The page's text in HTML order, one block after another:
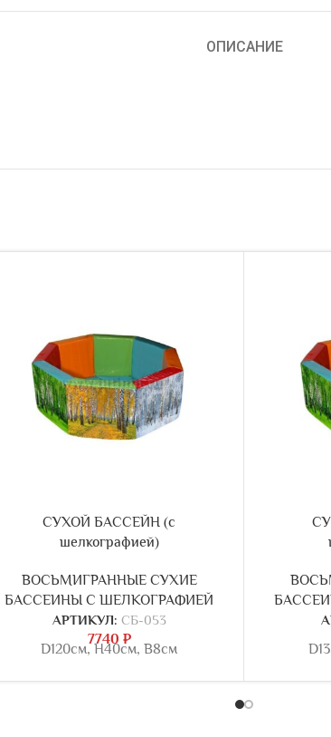
ОПИСАНИЕ
СУХОЙ БАССЕЙН (с
шелкографией)
ВОСЬМИГРАННЫЕ СУХИЕ
БАССЕИНЫ С ШЕЛКОГРАФИЕЙ
АРТИКУЛ: СБ-053
7740 ₽
D120см, Н40см, В8см